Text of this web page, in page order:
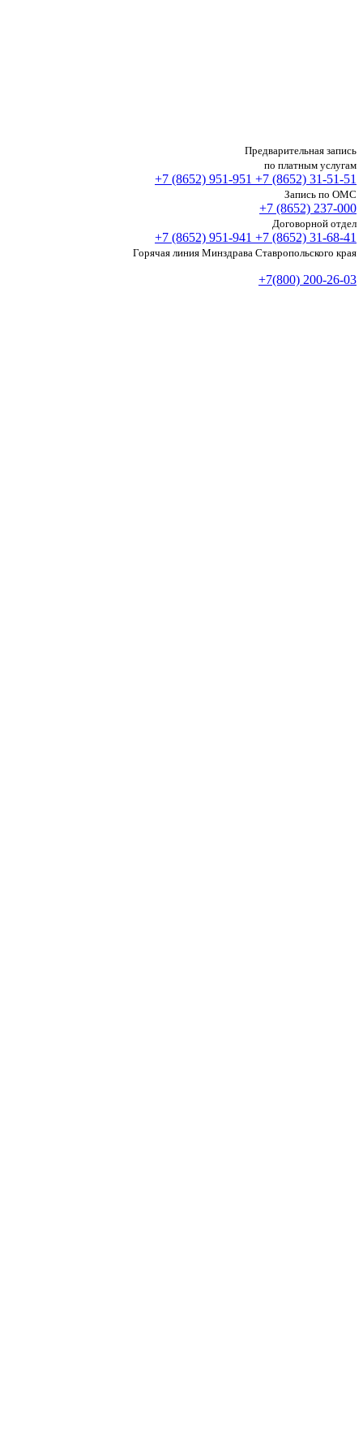
Предварительная запись
по платным услугам
+7 (8652) 951-951 +7 (8652) 31-51-51
Запись по ОМС
+7 (8652) 237-000
Договорной отдел
+7 (8652) 951-941 +7 (8652) 31-68-41
Горячая линия Минздрава Ставропольского края
+7(800) 200-26-03